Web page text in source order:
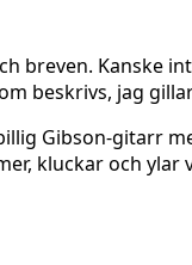
breven. Kanske
beskrivs, jag
Gibson-gitarr
kluckar och